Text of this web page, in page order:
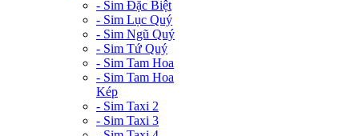
- Sim Đặc Biệt
- Sim Lục Quý
- Sim Ngũ Quý
- Sim Tứ Quý
- Sim Tam Hoa
- Sim Tam Hoa
Kép
- Sim Taxi 2
- Sim Taxi 3